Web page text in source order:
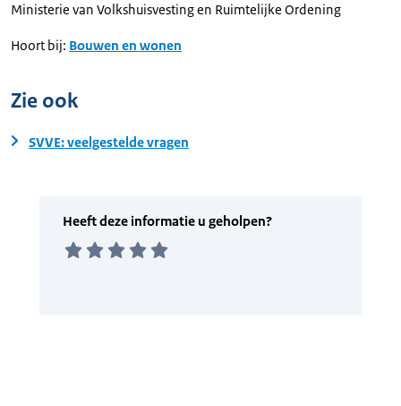
Ministerie van Volkshuisvesting en Ruimtelijke Ordening
Hoort bij: Bouwen en wonen
Zie ook
SVVE: veelgestelde vragen